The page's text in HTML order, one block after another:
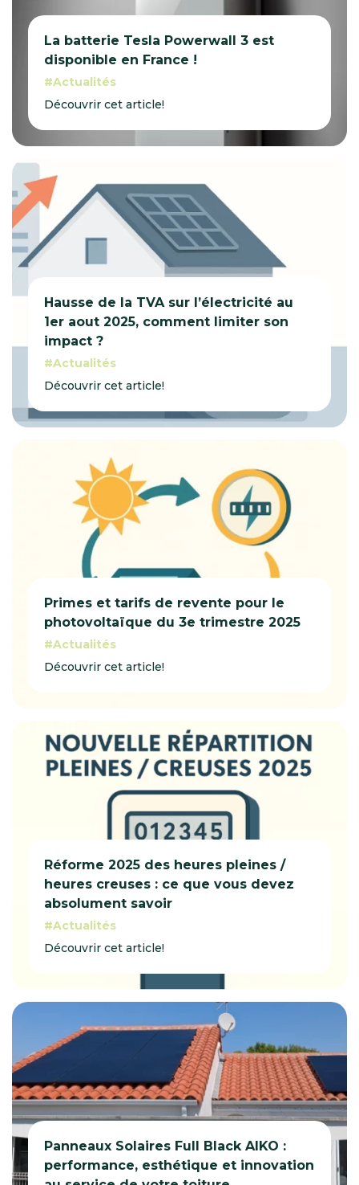
La batterie Tesla Powerwall 3 est
disponible en France !
Actualités
Découvrir cet article!
Hausse de la TVA sur l’électricité au
1er aout 2025, comment limiter son
impact ?
Actualités
Découvrir cet article!
Primes et tarifs de revente pour le
photovoltaïque du 3e trimestre 2025
Actualités
Découvrir cet article!
Réforme 2025 des heures pleines /
heures creuses : ce que vous devez
absolument savoir
Actualités
Découvrir cet article!
Panneaux Solaires Full Black AIKO :
performance, esthétique et innovation